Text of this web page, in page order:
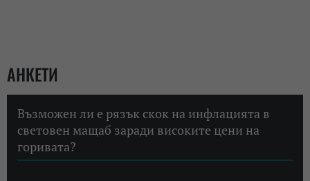
АНКЕТИ
Възможен ли е рязък скок на инфлацията в
световен мащаб заради високите цени на
горивата?